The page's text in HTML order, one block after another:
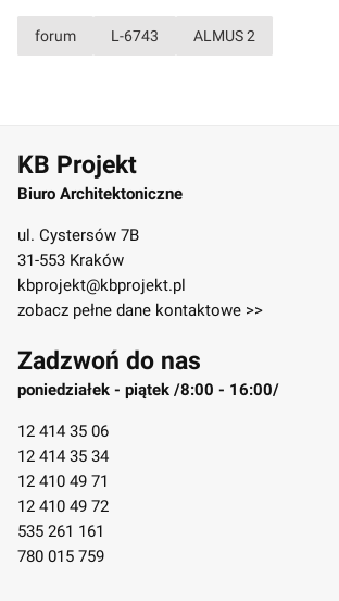
forum L-6743 ALMUS 2
KB Projekt
Biuro Architektoniczne
ul. Cystersów 7B
31-553 Kraków
kbprojekt@kbprojekt.pl
zobacz pełne dane kontaktowe >>
Zadzwoń do nas
poniedziałek - piątek /8:00 - 16:00/
12 414 35 06
12 414 35 34
12 410 49 71
12 410 49 72
535 261 161
780 015 759